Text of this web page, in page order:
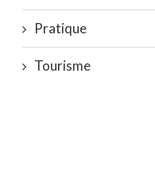
Pratique
Tourisme